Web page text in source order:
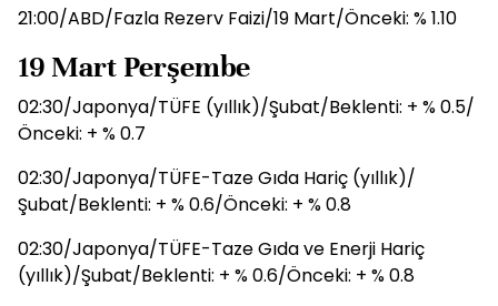
21:00/ABD/Fazla Rezerv Faizi/19 Mart/Önceki: % 1.10
19 Mart Perşembe
02:30/Japonya/TÜFE (yıllık)/Şubat/Beklenti: + % 0.5/
Önceki: + % 0.7
02:30/Japonya/TÜFE-Taze Gıda Hariç (yıllık)/
Şubat/Beklenti: + % 0.6/Önceki: + % 0.8
02:30/Japonya/TÜFE-Taze Gıda ve Enerji Hariç
(yıllık)/Şubat/Beklenti: + % 0.6/Önceki: + % 0.8